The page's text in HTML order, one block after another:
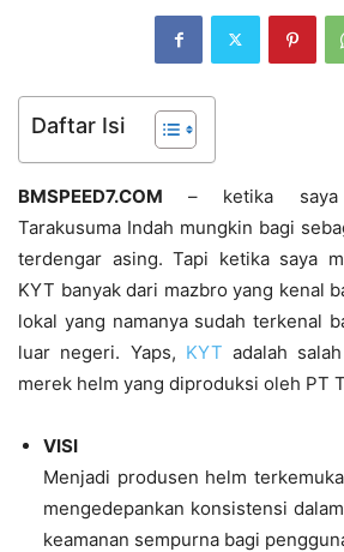
Daftar Isi
BMSPEED7.COM – ketika saya
Tarakusuma Indah mungkin bagi
terdengar asing. Tapi ketika saya
KYT banyak dari mazbro yang kenal
lokal yang namanya sudah terkenal
luar negeri. Yaps, KYT adalah
merek helm yang diproduksi oleh PT
VISI
Menjadi produsen helm
mengedepankan konsistensi
keamanan sempurna bagi